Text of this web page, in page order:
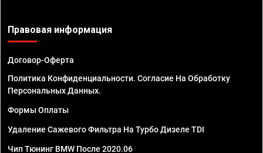
Правовая информация
Договор-Оферта
Политика Конфиденциальности. Согласие На Обработку
Персональных Данных.
Формы Оплаты
Удаление Сажевого Фильтра На Турбо Дизеле TDI
Чип Тюнинг BMW После 2020.06